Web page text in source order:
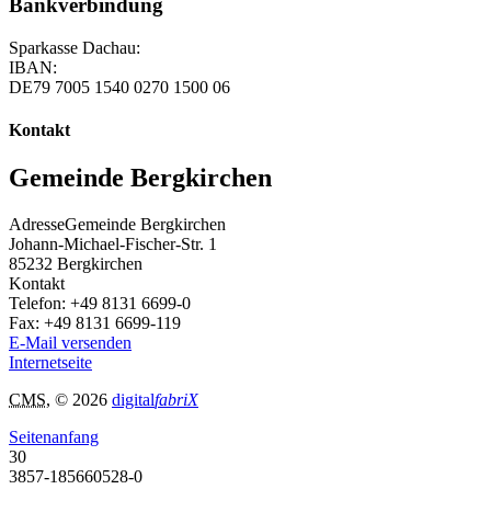
Bankverbindung
Sparkasse Dachau:
IBAN:
DE79 7005 1540 0270 1500 06
Kontakt
Gemeinde Bergkirchen
AdresseGemeinde Bergkirchen
Johann-Michael-Fischer-Str. 1
85232 Bergkirchen
Kontakt
Telefon: +49 8131 6699-0
Fax: +49 8131 6699-119
E-Mail versenden
Internetseite
CMS, © 2026 digitalfabriX
Seitenanfang
30
3857-185660528-0